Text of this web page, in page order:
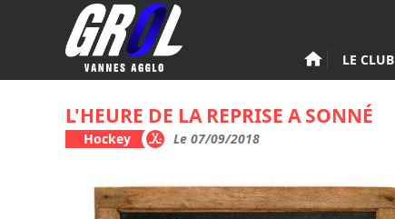
Aller au contenu principal
LE CLUB
L'HEURE DE LA REPRISE A SONNÉ
Hockey Le 07/09/2018